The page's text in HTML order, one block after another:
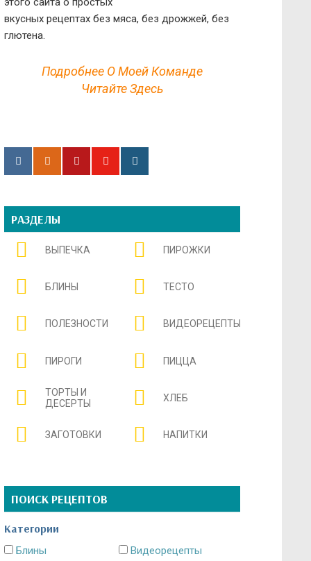
вкусных рецептах без мяса, без дрожжей, без
глютена.
Подробнее О Моей Команде
Читайте Здесь
РАЗДЕЛЫ
ВЫПЕЧКА ПИРОЖКИ
БЛИНЫ ТЕСТО
ПОЛЕЗНОСТИ ВИДЕОРЕЦЕПТЫ
ПИРОГИ ПИЦЦА
ТОРТЫ И
ДЕСЕРТЫ
ХЛЕБ
ЗАГОТОВКИ НАПИТКИ
ПОИСК РЕЦЕПТОВ
Категории
Блины
Видеорецепты